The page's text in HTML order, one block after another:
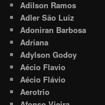
Adilson Ramos
Adler São Luiz
Adoniran Barbosa
Adriana
Adylson Godoy
Aécio Flavio
Aécio Flávio
Aerotrio